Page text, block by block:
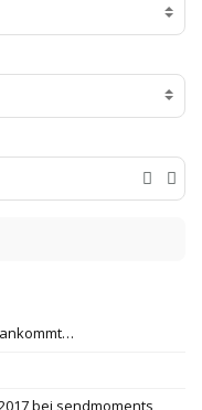
bei sendmoments